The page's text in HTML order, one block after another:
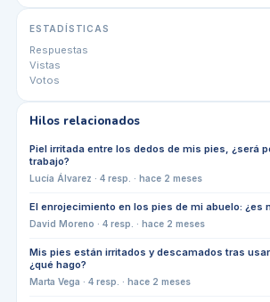
ESTADÍSTICAS
Respuestas
Vistas
Votos
Hilos relacionados
Piel irritada entre los dedos de mis pies, ¿será
trabajo?
Lucía Álvarez · 4resp. · hace 2 meses
El enrojecimiento en los pies de mi abuelo: ¿es
David Moreno · 4resp. · hace 2 meses
Mis pies están irritados y descamados tras usar
¿qué hago?
Marta Vega · 4resp. · hace 2 meses